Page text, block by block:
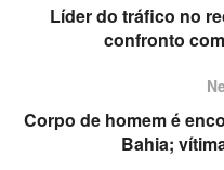
Líder do tráfico no
confronto
Corpo de homem é
Bahia;